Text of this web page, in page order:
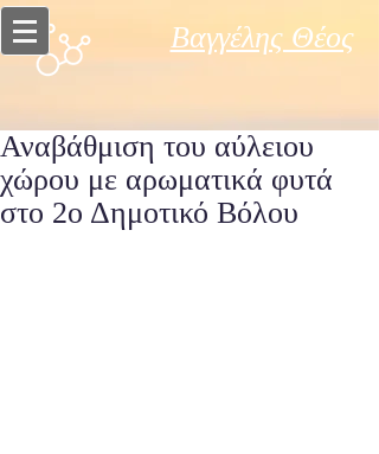
Βαγγέλης Θέος
Αναβάθμιση του αύλειου
χώρου με αρωματικά φυτά
στο 2ο Δημοτικό Βόλου